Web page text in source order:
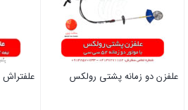
علفزن دو زمانه پشتی رولکس علفتراش 2 زمانه پشتی مشعوف